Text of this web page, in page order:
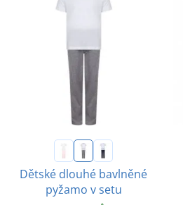
Dětské dlouhé bavlněné
pyžamo v setu